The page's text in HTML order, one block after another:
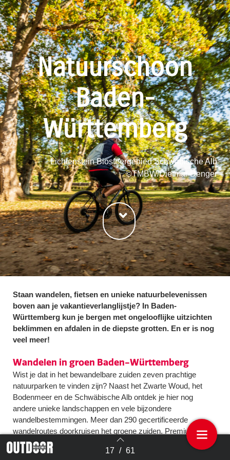
Terug naar overzicht 17 / 61
Natuurschoon
Baden-
Württemberg
Lichtenstein Biosfeergebied Schwäbische Alb
©TMBW/Dietmar Denger
Staan wandelen, fietsen en unieke natuurbelevenissen
boven aan je vakantieverlanglijstje? In Baden-
Württemberg kun je bergen met ongelooflijke uitzichten
beklimmen en afdalen in de diepste grotten. En er is nog
veel meer!
Wandelen in groen Baden-Württemberg
Wist je dat in het bewandelbare zuiden zeven prachtige
natuurparken te vinden zijn? Naast het Zwarte Woud, het
Bodenmeer en de Schwäbische Alb ontdek je hier nog
andere unieke landschappen en vele bijzondere
wandelbestemmingen. Meer dan 290 gecertificeerde
wandelroutes doorkruisen het groene zuiden. Premium- en
kwaliteitswandelpaden, gastronomische routes en etappes
van de Jakobsweg, Limeswandelroute en de ‘SeeGang’ aan